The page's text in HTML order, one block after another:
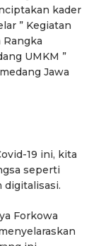
kader
” Kegiatan
UMKM ”
Jawa
19 ini, kita
seperti
digitalisasi.
Forkowa